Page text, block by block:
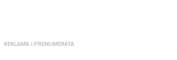
REKLAMA I PRENUMERATA